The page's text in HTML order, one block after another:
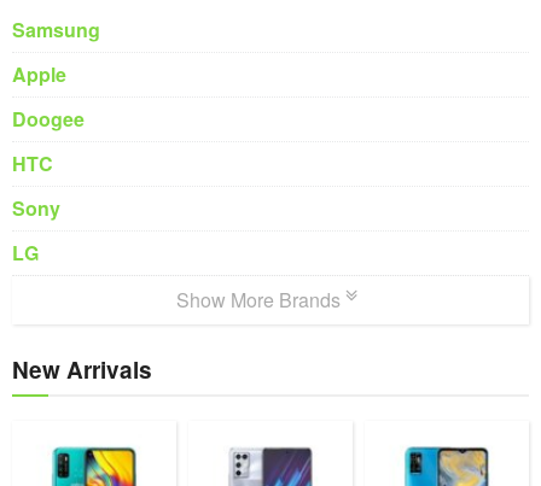
Samsung
Apple
Doogee
HTC
Sony
LG
Show More Brands
New Arrivals